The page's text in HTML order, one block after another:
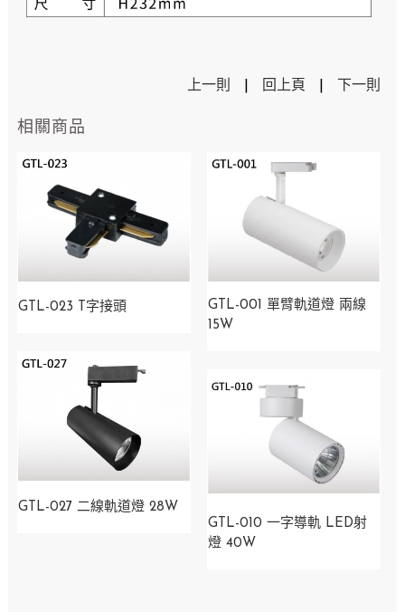
上一則 回上頁 下一則
相關商品
GTL-023 T字接頭
GTL-001 單臂軌道燈 兩線
15W
GTL-027 二線軌道燈 28W
GTL-010 一字導軌 LED射
燈 40W